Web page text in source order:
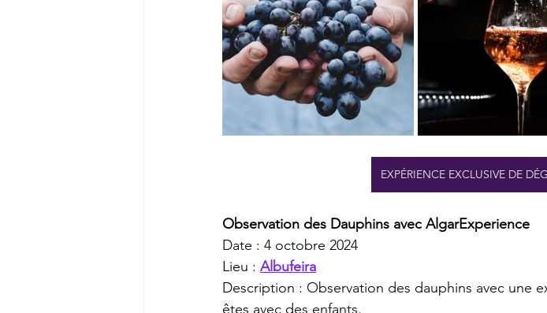
EXPÉRIENCE EXCLUSIVE DE
Observation des Dauphins avec AlgarExperience
Date : 4 octobre 2024
Lieu : Albufeira
Description : Observation des dauphins avec une
êtes avec des enfants.